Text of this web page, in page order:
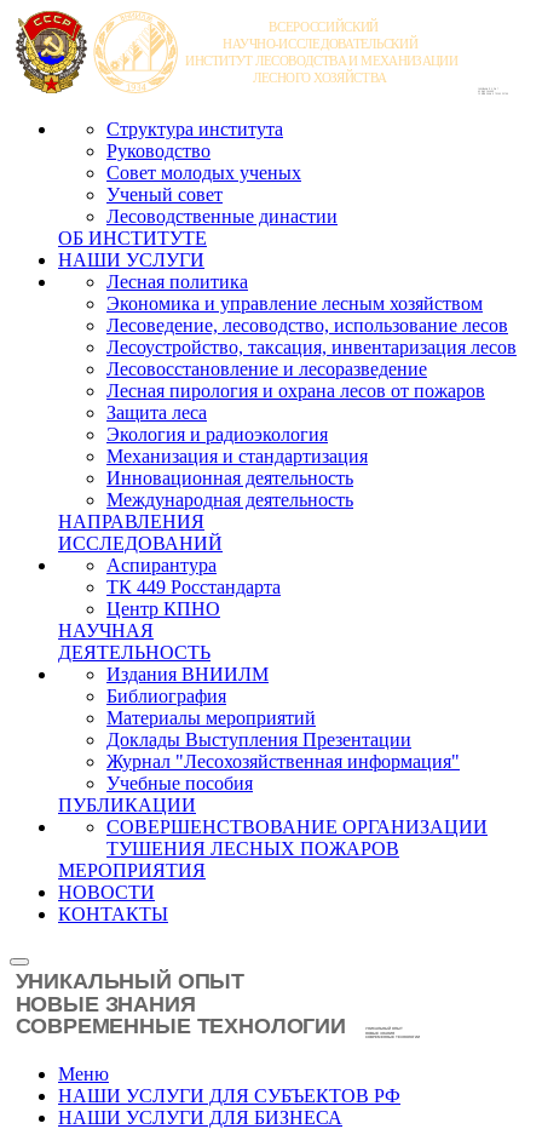
Структура института
Руководство
Совет молодых ученых
Ученый совет
Лесоводственные династии
ОБ ИНСТИТУТЕ
НАШИ УСЛУГИ
Лесная политика
Экономика и управление лесным хозяйством
Лесоведение, лесоводство, использование лесов
Лесоустройство, таксация, инвентаризация лесов
Лесовосстановление и лесоразведение
Лесная пирология и охрана лесов от пожаров
Защита леса
Экология и радиоэкология
Механизация и стандартизация
Инновационная деятельность
Международная деятельность
НАПРАВЛЕНИЯ
ИССЛЕДОВАНИЙ
Аспирантура
ТК 449 Росстандарта
Центр КПНО
НАУЧНАЯ
ДЕЯТЕЛЬНОСТЬ
Издания ВНИИЛМ
Библиография
Материалы мероприятий
Доклады Выступления Презентации
Журнал "Лесохозяйственная информация"
Учебные пособия
ПУБЛИКАЦИИ
СОВЕРШЕНСТВОВАНИЕ ОРГАНИЗАЦИИ
ТУШЕНИЯ ЛЕСНЫХ ПОЖАРОВ
МЕРОПРИЯТИЯ
НОВОСТИ
КОНТАКТЫ
Меню
НАШИ УСЛУГИ ДЛЯ СУБЪЕКТОВ РФ
НАШИ УСЛУГИ ДЛЯ БИЗНЕСА